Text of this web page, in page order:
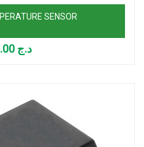
SENSOR
د.ج